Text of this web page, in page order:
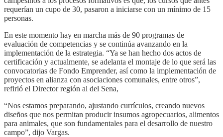
requerían un cupo de 30, pasaron a iniciarse con un mínimo de 15
personas.
En este momento hay en marcha más de 90 programas de
evaluación de competencias y se continúa avanzando en la
implementación de la estrategia. “Ya se han hecho dos actos de
certificación y actualmente, se adelanta el montaje de lo que será las
convocatorias de Fondo Emprender, así como la implementación de
proyectos en alianza con asociaciones comunales, entre otros”,
refirió el Director región al del Sena,
“Nos estamos preparando, ajustando currículos, creando nuevos
diseños que nos permitan producir insumos agropecuarios, alimentos
para animales, que son fundamentales para el desarrollo de nuestro
campo”, dijo Vargas.